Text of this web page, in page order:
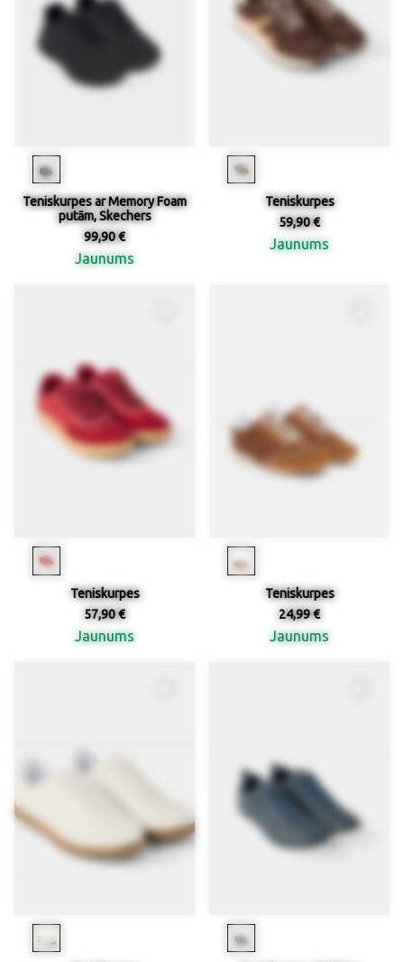
Teniskurpes ar Memory Foam
putām, Skechers
99,90 €
Jaunums
Teniskurpes
59,90 €
Jaunums
Teniskurpes
57,90 €
Jaunums
Teniskurpes
24,99 €
Jaunums